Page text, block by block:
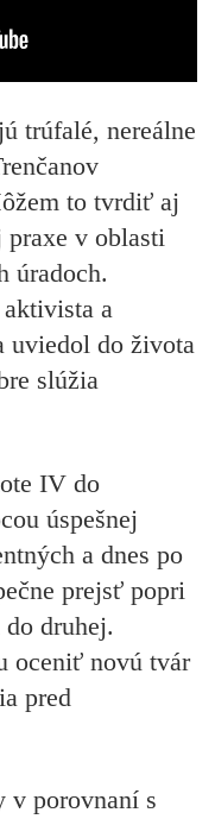
trúfalé, nereálne
to tvrdiť aj
praxe v oblasti
úradoch.
a
uviedol do života
slúžia
IV do
úspešnej
a dnes po
prejsť popri
druhej.
oceniť novú tvár
pred
v porovnaní s